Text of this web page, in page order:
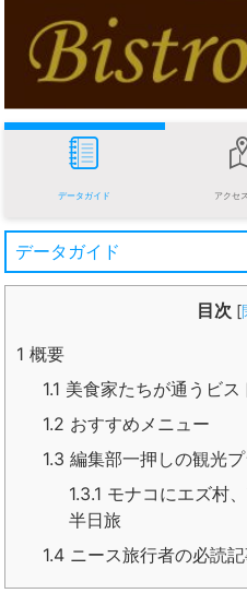
データガイド アクセ
データガイド
目次 [
1 概要
1.1 美食家たちが通うビス
1.2 おすすめメニュー
1.3 編集部一押しの観光
1.3.1 モナコにエズ村
半日旅
1.4 ニース旅行者の必読